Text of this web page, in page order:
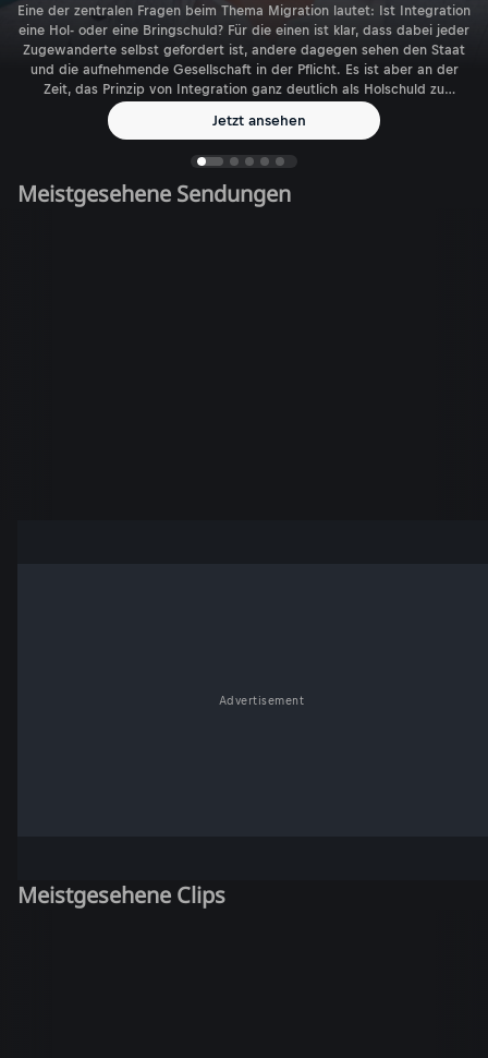
Eine der zentralen Fragen beim Thema Migration lautet: Ist Integration
eine Hol- oder eine Bringschuld? Für die einen ist klar, dass dabei jeder
Zugewanderte selbst gefordert ist, andere dagegen sehen den Staat
und die aufnehmende Gesellschaft in der Pflicht. Es ist aber an der
Zeit, das Prinzip von Integration ganz deutlich als Holschuld zu
Jetzt ansehen
Meistgesehene Sendungen
Advertisement
Meistgesehene Clips